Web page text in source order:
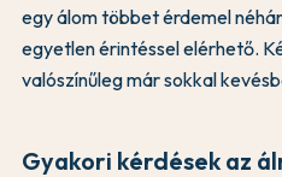
egy álom többet érdemel
egyetlen érintéssel elérhető.
valószínűleg már sokkal
Gyakori kérdések az